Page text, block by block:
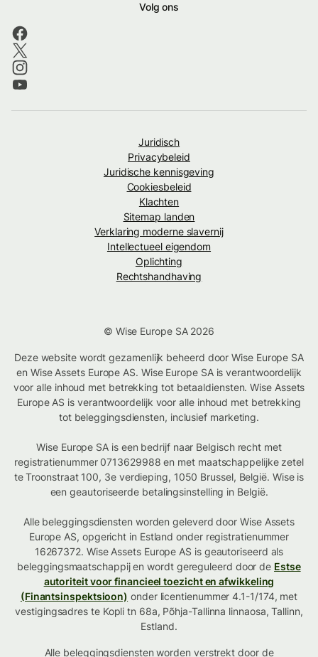
Volg ons
Juridisch
Privacybeleid
Juridische kennisgeving
Cookiesbeleid
Klachten
Sitemap landen
Verklaring moderne slavernij
Intellectueel eigendom
Oplichting
Rechtshandhaving
© Wise Europe SA 2026
Deze website wordt gezamenlijk beheerd door Wise Europe SA
en Wise Assets Europe AS. Wise Europe SA is verantwoordelijk
voor alle inhoud met betrekking tot betaaldiensten. Wise Assets
Europe AS is verantwoordelijk voor alle inhoud met betrekking
tot beleggingsdiensten, inclusief marketing.
Wise Europe SA is een bedrijf naar Belgisch recht met
registratienummer 0713629988 en met maatschappelijke zetel
te Troonstraat 100, 3e verdieping, 1050 Brussel, België. Wise is
een geautoriseerde betalingsinstelling in België.
Alle beleggingsdiensten worden geleverd door Wise Assets
Europe AS, opgericht in Estland onder registratienummer
16267372. Wise Assets Europe AS is geautoriseerd als
beleggingsmaatschappij en wordt gereguleerd door de Estse
autoriteit voor financieel toezicht en afwikkeling
(Finantsinspektsioon) onder licentienummer 4.1-1/174, met
vestigingsadres te Kopli tn 68a, Põhja-Tallinna linnaosa, Tallinn,
Estland.
Alle beleggingsdiensten worden verstrekt door de